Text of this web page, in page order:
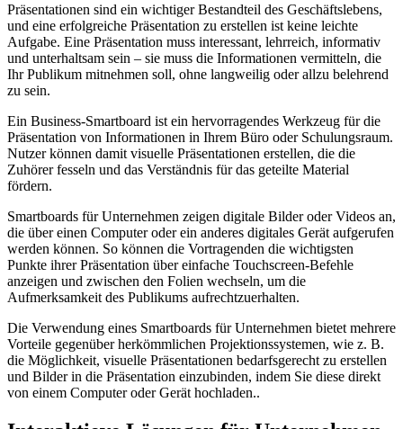
Präsentationen sind ein wichtiger Bestandteil des Geschäftslebens,
und eine erfolgreiche Präsentation zu erstellen ist keine leichte
Aufgabe. Eine Präsentation muss interessant, lehrreich, informativ
und unterhaltsam sein – sie muss die Informationen vermitteln, die
Ihr Publikum mitnehmen soll, ohne langweilig oder allzu belehrend
zu sein.
Ein Business-Smartboard ist ein hervorragendes Werkzeug für die
Präsentation von Informationen in Ihrem Büro oder Schulungsraum.
Nutzer können damit visuelle Präsentationen erstellen, die die
Zuhörer fesseln und das Verständnis für das geteilte Material
fördern.
Smartboards für Unternehmen zeigen digitale Bilder oder Videos an,
die über einen Computer oder ein anderes digitales Gerät aufgerufen
werden können. So können die Vortragenden die wichtigsten
Punkte ihrer Präsentation über einfache Touchscreen-Befehle
anzeigen und zwischen den Folien wechseln, um die
Aufmerksamkeit des Publikums aufrechtzuerhalten.
Die Verwendung eines Smartboards für Unternehmen bietet mehrere
Vorteile gegenüber herkömmlichen Projektionssystemen, wie z. B.
die Möglichkeit, visuelle Präsentationen bedarfsgerecht zu erstellen
und Bilder in die Präsentation einzubinden, indem Sie diese direkt
von einem Computer oder Gerät hochladen..